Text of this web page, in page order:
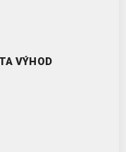
VÝHOD